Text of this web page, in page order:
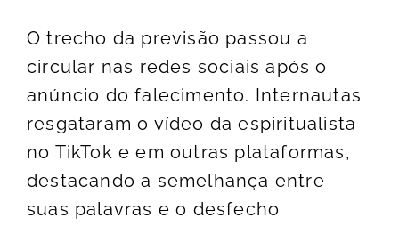
O trecho da previsão passou a
circular nas redes sociais após o
anúncio do falecimento. Internautas
resgataram o vídeo da espiritualista
no TikTok e em outras plataformas,
destacando a semelhança entre
suas palavras e o desfecho